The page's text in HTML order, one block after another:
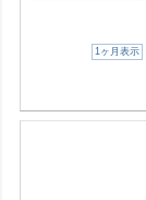
1ヶ月表示